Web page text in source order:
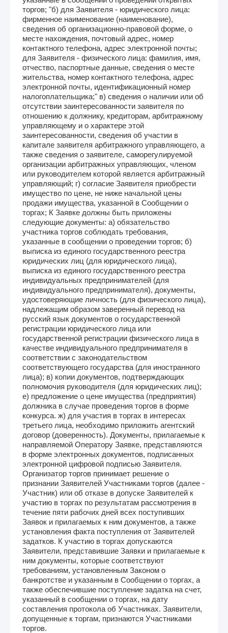
торгов; "б) для Заявителя - юридического лица:
фирменное наименование (наименование),
сведения об организационно-правовой форме, о
месте нахождения, почтовый адрес, номер
контактного телефона, адрес электронной почты;
для Заявителя - физического лица: фамилия, имя,
отчество, паспортные данные, сведения о месте
жительства, номер контактного телефона, адрес
электронной почты, идентификационный номер
налогоплательщика;" в) сведения о наличии или об
отсутствии заинтересованности заявителя по
отношению к должнику, кредиторам, арбитражному
управляющему и о характере этой
заинтересованности, сведения об участии в
капитале заявителя арбитражного управляющего, а
также сведения о заявителе, саморегулируемой
организации арбитражных управляющих, членом
или руководителем которой является арбитражный
управляющий; г) согласие Заявителя приобрести
имущество по цене, не ниже начальной цены
продажи имущества, указанной в Сообщении о
торгах; К Заявке должны быть приложены
следующие документы: а) обязательство
участника торгов соблюдать требования,
указанные в сообщении о проведении торгов; б)
выписка из единого государственного реестра
юридических лиц (для юридического лица),
выписка из единого государственного реестра
индивидуальных предпринимателей (для
индивидуального предпринимателя), документы,
удостоверяющие личность (для физического лица),
надлежащим образом заверенный перевод на
русский язык документов о государственной
регистрации юридического лица или
государственной регистрации физического лица в
качестве индивидуального предпринимателя в
соответствии с законодательством
соответствующего государства (для иностранного
лица); в) копии документов, подтверждающих
полномочия руководителя (для юридических лиц);
е) предложение о цене имущества (предприятия)
должника в случае проведения торгов в форме
конкурса. ж) для участия в торгах в интересах
третьего лица, необходимо приложить агентский
договор (доверенность). Документы, прилагаемые к
направляемой Оператору Заявке, представляются
в форме электронных документов, подписанных
электронной цифровой подписью Заявителя.
Организатор торгов принимает решение о
признании Заявителей Участниками торгов (далее -
Участник) или об отказе в допуске Заявителей к
участию в торгах по результатам рассмотрения в
течение пяти рабочих дней всех поступивших
Заявок и прилагаемых к ним документов, а также
установления факта поступления от Заявителей
задатков. К участию в торгах допускаются
Заявители, представившие Заявки и прилагаемые к
ним документы, которые соответствуют
требованиям, установленным Законом о
банкротстве и указанным в Сообщении о торгах, а
также обеспечившие поступление задатка на счет,
указанный в сообщении о торгах, на дату
составления протокола об Участниках. Заявители,
допущенные к торгам, признаются Участниками
торгов.